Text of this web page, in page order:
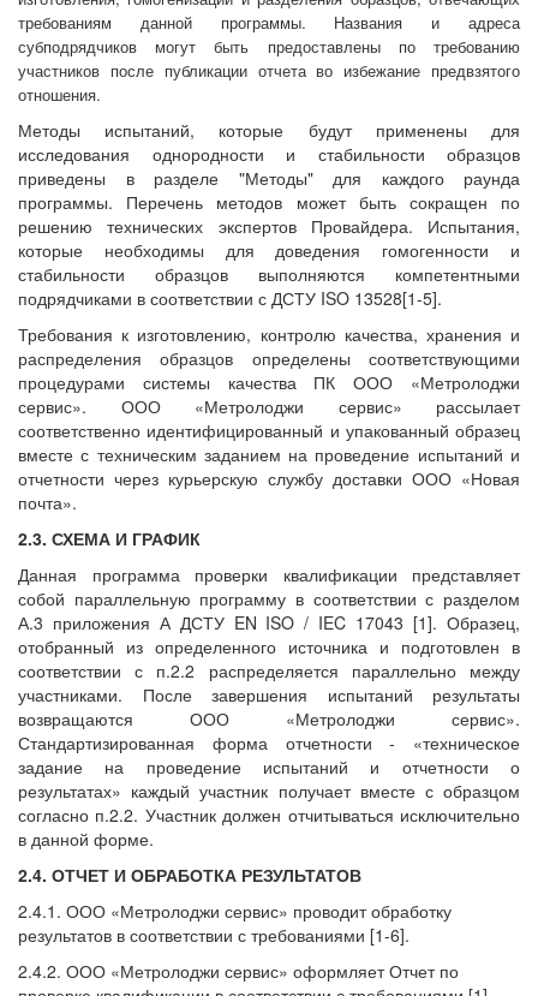
требованиям данной программы. Названия и адреса
субподрядчиков могут быть предоставлены по требованию
участников после публикации отчета во избежание предвзятого
отношения.
Методы испытаний, которые будут применены для
исследования однородности и стабильности образцов
приведены в разделе "Методы" для каждого раунда
программы. Перечень методов может быть сокращен по
решению технических экспертов Провайдера. Испытания,
которые необходимы для доведения гомогенности и
стабильности образцов выполняются компетентными
подрядчиками в соответствии с ДСТУ ISO 13528[1-5].
Требования к изготовлению, контролю качества, хранения и
распределения образцов определены соответствующими
процедурами системы качества ПК ООО «Метролоджи
сервис». ООО «Метролоджи сервис» рассылает
соответственно идентифицированный и упакованный образец
вместе с техническим заданием на проведение испытаний и
отчетности через курьерскую службу доставки ООО «Новая
почта».
2.3. СХЕМА И ГРАФИК
Данная программа проверки квалификации представляет
собой параллельную программу в соответствии с разделом
А.3 приложения А ДСТУ EN ISO / IEC 17043 [1]. Образец,
отобранный из определенного источника и подготовлен в
соответствии с п.2.2 распределяется параллельно между
участниками. После завершения испытаний результаты
возвращаются ООО «Метролоджи сервис».
Стандартизированная форма отчетности - «техническое
задание на проведение испытаний и отчетности о
результатах» каждый участник получает вместе с образцом
согласно п.2.2. Участник должен отчитываться исключительно
в данной форме.
2.4. ОТЧЕТ И ОБРАБОТКА РЕЗУЛЬТАТОВ
2.4.1. ООО «Метролоджи сервис» проводит обработку
результатов в соответствии с требованиями [1-6].
2.4.2. ООО «Метролоджи сервис» оформляет Отчет по